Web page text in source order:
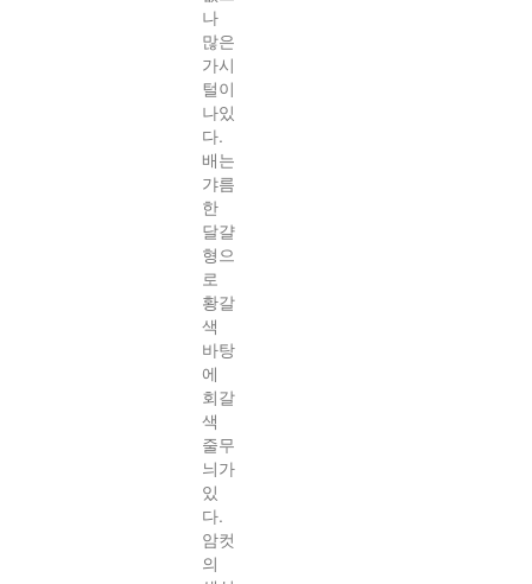
나
많은
가시
털이
나있
다.
배는
갸름
한
달걀
형으
로
황갈
색
바탕
에
회갈
색
줄무
늬가
있
다.
암컷
의